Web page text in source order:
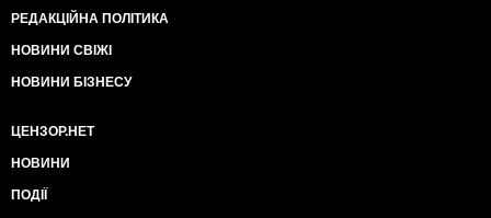
РЕДАКЦІЙНА ПОЛІТИКА
НОВИНИ СВІЖІ
НОВИНИ БІЗНЕСУ
ЦЕНЗОР.НЕТ
НОВИНИ
ПОДІЇ